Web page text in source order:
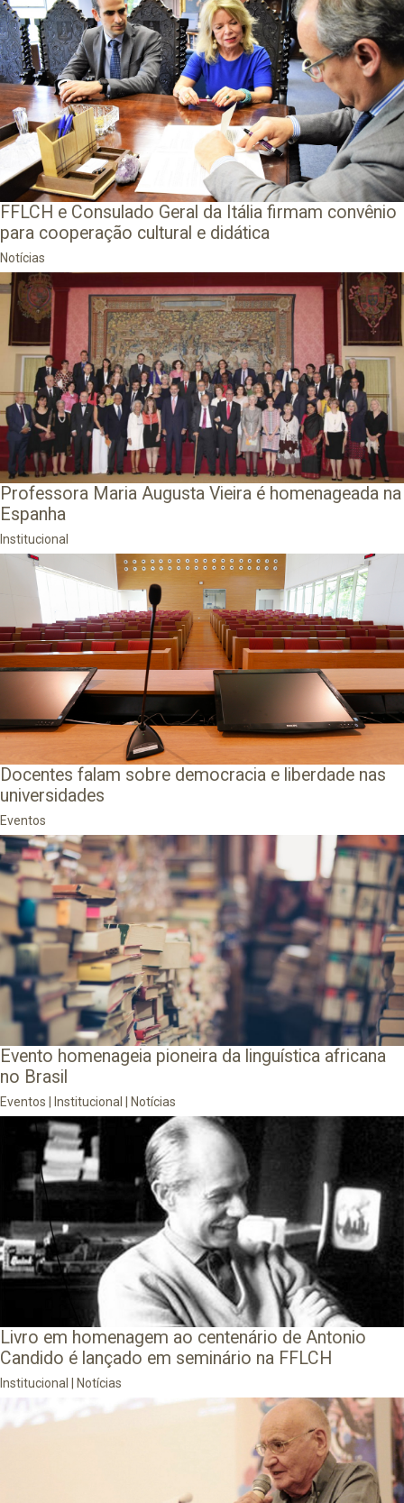
FFLCH e Consulado Geral da Itália firmam convênio
para cooperação cultural e didática
Notícias
Professora Maria Augusta Vieira é homenageada na
Espanha
Institucional
Docentes falam sobre democracia e liberdade nas
universidades
Eventos
Evento homenageia pioneira da linguística africana
no Brasil
Eventos Institucional Notícias
Livro em homenagem ao centenário de Antonio
Candido é lançado em seminário na FFLCH
Institucional Notícias